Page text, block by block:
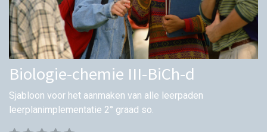
Biologie-chemie III-BiCh-d
Sjabloon voor het aanmaken van alle leerpaden
leerplanimplementatie 2° graad so.